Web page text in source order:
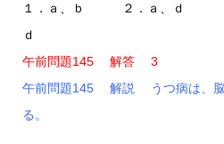
１．ａ、ｂ ２．ａ、ｄ
ｄ
午前問題145 解答 3
午前問題145 解説 うつ病は、脳
る。